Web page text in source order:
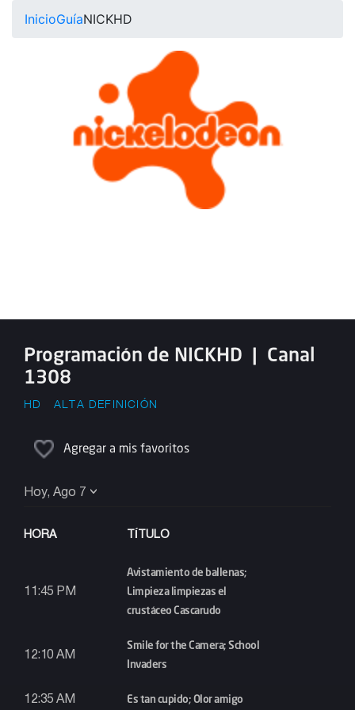
InicioGuíaNICKHD
Programación de NICKHD | Canal
1308
HD ALTA DEFINICIÓN
Agregar a mis favoritos
Hoy, Ago 7
HORA TÍTULO
11:45 PM
Avistamiento de ballenas;
Limpieza limpiezas el
crustáceo Cascarudo
12:10 AM
Smile for the Camera; School
Invaders
12:35 AM Es tan cupido; Olor amigo